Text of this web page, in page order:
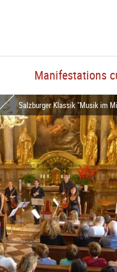
Manifestations
Salzburger Klassik "Musik im